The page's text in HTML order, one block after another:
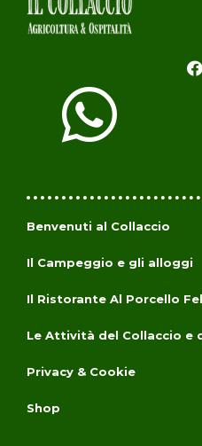
Benvenuti al Collaccio
Il Campeggio e gli alloggi
Il Ristorante Al Porcello
Le Attività del Collaccio e
Privacy & Cookie
Shop